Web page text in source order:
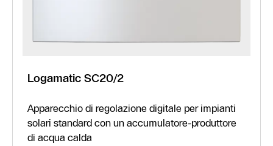
Logamatic SC20/2
Apparecchio di regolazione digitale per impianti
solari standard con un accumulatore-produttore
di acqua calda